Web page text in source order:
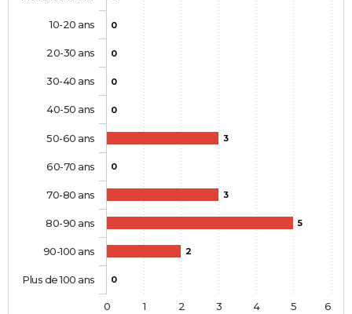
0
0
0
0
3
0
3
5
2
0
10-20 ans
20-30 ans
30-40 ans
40-50 ans
50-60 ans
60-70 ans
70-80 ans
80-90 ans
90-100 ans
Plus de 100 ans
0 1 2 3 4 5 6